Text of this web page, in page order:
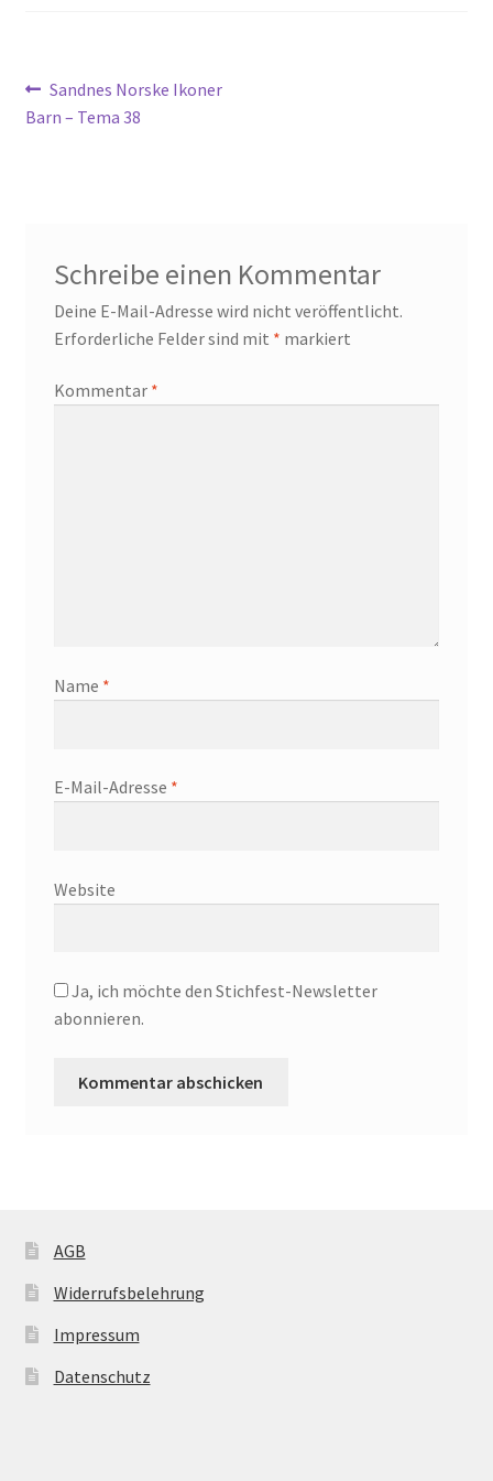
Beitragsnavigation
Vorheriger
Beitrag:
Sandnes Norske Ikoner
Barn – Tema 38
Schreibe einen Kommentar
Deine E-Mail-Adresse wird nicht veröffentlicht.
Erforderliche Felder sind mit * markiert
Kommentar *
Name *
E-Mail-Adresse *
Website
Ja, ich möchte den Stichfest-Newsletter
abonnieren.
AGB
Widerrufsbelehrung
Impressum
Datenschutz